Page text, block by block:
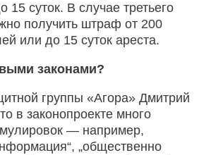
15 суток. В случае третьего
получить штраф от 200
или до 15 суток ареста.
законами?
группы «Агора» Дмитрий
в законопроекте много
— например,
„общественно